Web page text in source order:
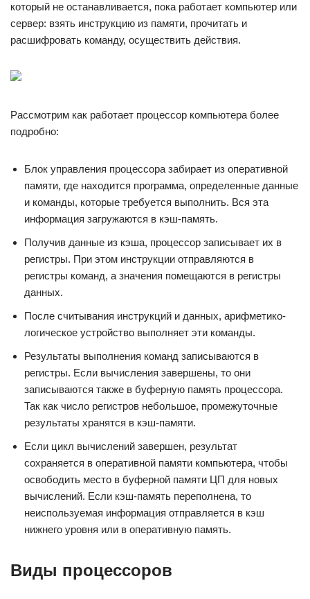
который не останавливается, пока работает компьютер или
сервер: взять инструкцию из памяти, прочитать и
расшифровать команду, осуществить действия.
Рассмотрим как работает процессор компьютера более
подробно:
Блок управления процессора забирает из оперативной
памяти, где находится программа, определенные данные
и команды, которые требуется выполнить. Вся эта
информация загружаются в кэш-память.
Получив данные из кэша, процессор записывает их в
регистры. При этом инструкции отправляются в
регистры команд, а значения помещаются в регистры
данных.
После считывания инструкций и данных, арифметико-
логическое устройство выполняет эти команды.
Результаты выполнения команд записываются в
регистры. Если вычисления завершены, то они
записываются также в буферную память процессора.
Так как число регистров небольшое, промежуточные
результаты хранятся в кэш-памяти.
Если цикл вычислений завершен, результат
сохраняется в оперативной памяти компьютера, чтобы
освободить место в буферной памяти ЦП для новых
вычислений. Если кэш-память переполнена, то
неиспользуемая информация отправляется в кэш
нижнего уровня или в оперативную память.
Виды процессоров